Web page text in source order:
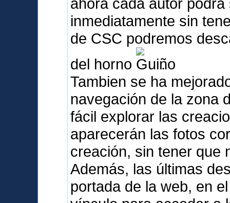
ahora cada autor
inmediatamente sin
de CSC podremos
del horno
.
Tambien se ha
navegación de la zona
fácil explorar las
aparecerán las fotos
creación, sin tener que
Además, las últimas
portada de la web, en